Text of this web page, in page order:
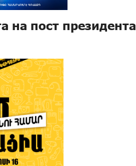
на пост президента